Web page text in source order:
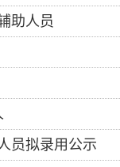
助人员
员拟录用公示